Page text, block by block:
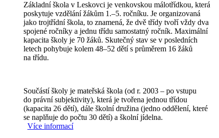
Základní škola v Leskovci je venkovskou málotřídkou, která
poskytuje vzdělání žákům 1.–5. ročníku. Je organizovaná
jako trojtřídní škola, to znamená, že dvě třídy tvoří vždy dva
spojené ročníky a jednu třídu samostatný ročník. Maximální
kapacita školy je 70 žáků. Skutečný stav se v posledních
letech pohybuje kolem 48–52 dětí s průměrem 16 žáků
na třídu.
Součástí školy je mateřská škola (od r. 2003 – po vstupu
do právní subjektivity), která je tvořena jednou třídou
(kapacita 26 dětí), dále školní družina (jedno oddělení, které
se naplňuje do počtu 30 dětí) a školní jídelna.
Více informací